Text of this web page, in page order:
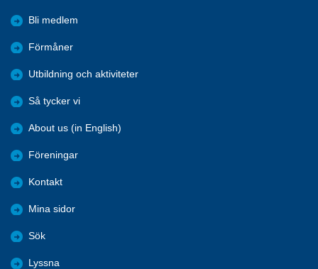
Bli medlem
Förmåner
Utbildning och aktiviteter
Så tycker vi
About us (in English)
Föreningar
Kontakt
Mina sidor
Sök
Lyssna